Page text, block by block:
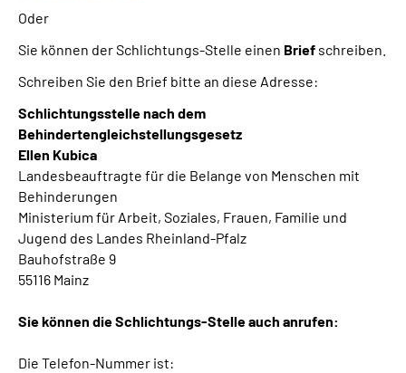
Oder
Sie können der Schlichtungs-Stelle einen Brief schreiben.
Schreiben Sie den Brief bitte an diese Adresse:
Schlichtungsstelle nach dem
Behindertengleichstellungsgesetz
Ellen Kubica
Landesbeauftragte für die Belange von Menschen mit
Behinderungen
Ministerium für Arbeit, Soziales, Frauen, Familie und
Jugend des Landes Rheinland-Pfalz
Bauhofstraße 9
55116 Mainz
Sie können die Schlichtungs-Stelle auch anrufen:
Die Telefon-Nummer ist: